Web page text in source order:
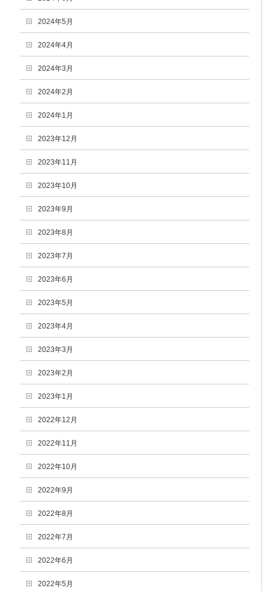
2024年5月
2024年4月
2024年3月
2024年2月
2024年1月
2023年12月
2023年11月
2023年10月
2023年9月
2023年8月
2023年7月
2023年6月
2023年5月
2023年4月
2023年3月
2023年2月
2023年1月
2022年12月
2022年11月
2022年10月
2022年9月
2022年8月
2022年7月
2022年6月
2022年5月